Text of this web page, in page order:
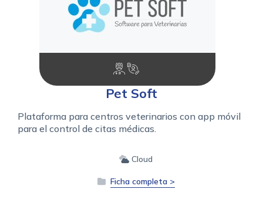
Pet Soft
Plataforma para centros veterinarios con app móvil
para el control de citas médicas.
Cloud
Ficha completa >